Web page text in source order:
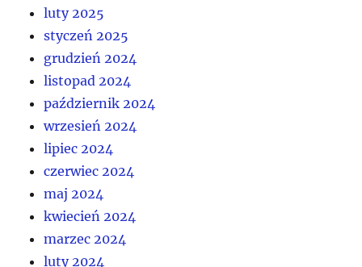
luty 2025
styczeń 2025
grudzień 2024
listopad 2024
październik 2024
wrzesień 2024
lipiec 2024
czerwiec 2024
maj 2024
kwiecień 2024
marzec 2024
luty 2024